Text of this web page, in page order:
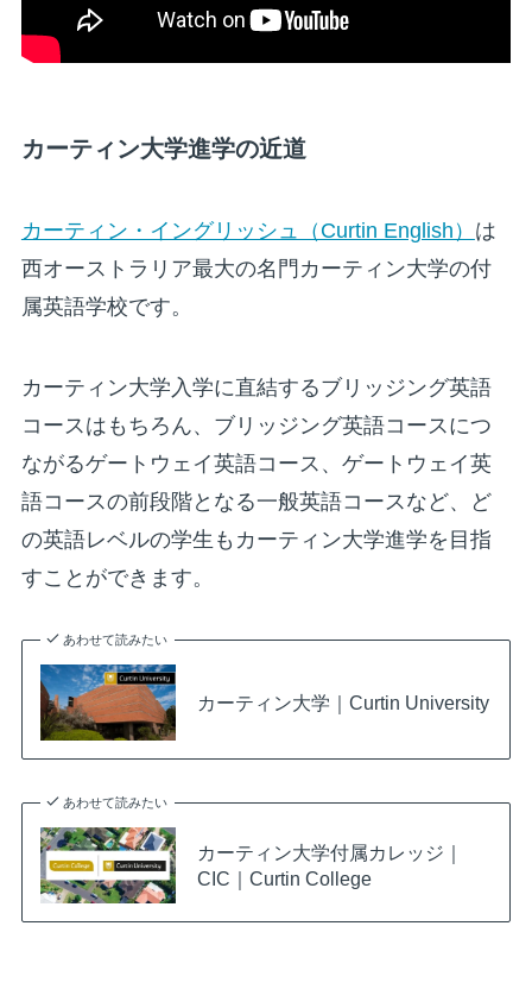
カーティン大学進学の近道
カーティン・イングリッシュ（Curtin English） は
西オーストラリア最大の名門カーティン大学の付
属英語学校です。
カーティン大学入学に直結するブリッジング英語
コースはもちろん、ブリッジング英語コースにつ
ながるゲートウェイ英語コース、ゲートウェイ英
語コースの前段階となる一般英語コースなど、ど
の英語レベルの学生もカーティン大学進学を目指
すことができます。
あわせて読みたい
カーティン大学｜Curtin University
あわせて読みたい
カーティン大学付属カレッジ｜
CIC｜Curtin College